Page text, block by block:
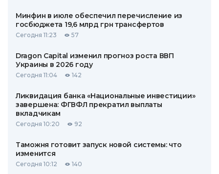
Минфин в июле обеспечил перечисление из
госбюджета 19,6 млрд грн трансфертов
Сегодня 11:23 57
Dragon Capital изменил прогноз роста ВВП
Украины в 2026 году
Сегодня 11:04 142
Ликвидация банка «Национальные инвестиции»
завершена: ФГВФЛ прекратил выплаты
вкладчикам
Сегодня 10:20 92
Таможня готовит запуск новой системы: что
изменится
Сегодня 10:12 140